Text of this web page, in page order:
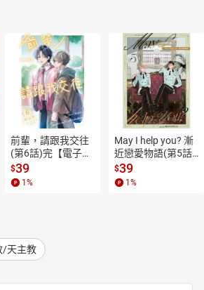
前輩，請跟我交往
(第6話)完【電子
書】
$39
1 %
May I help you? 漸
近戀愛物語(第5話)
【電子書】
$39
1 %
/天主教